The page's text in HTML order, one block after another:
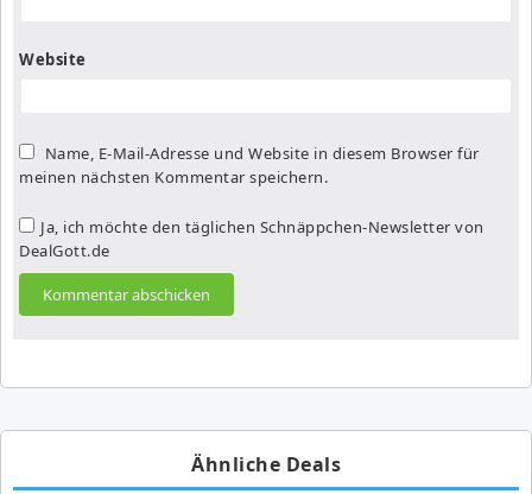
Website
Name, E-Mail-Adresse und Website in diesem Browser für
meinen nächsten Kommentar speichern.
Ja, ich möchte den täglichen Schnäppchen-Newsletter von
DealGott.de
Ähnliche Deals